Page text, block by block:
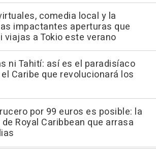
comedia local y la
impactantes aperturas que
viajas a Tokio este verano
ni Tahití: así es el paradisíaco
Caribe que revolucionará los
por 99 euros es posible: la
Royal Caribbean que arrasa